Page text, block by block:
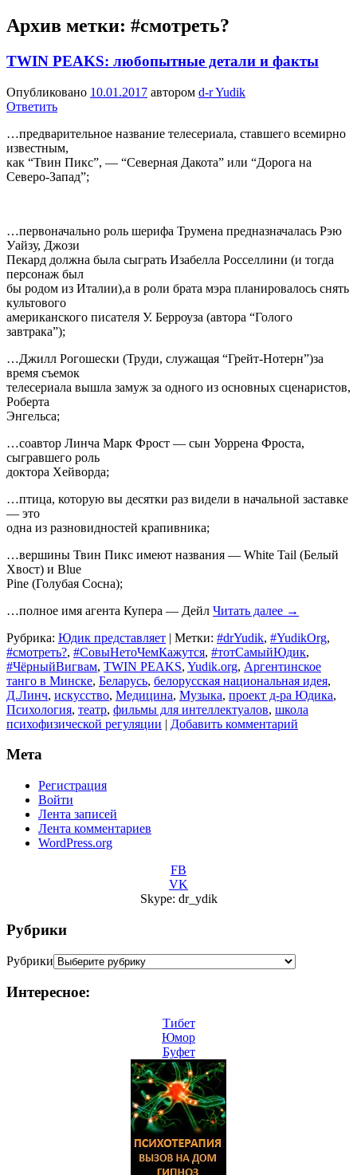
Архив метки: #смотреть?
TWIN PEAKS: любопытные детали и факты
Опубликовано 10.01.2017 автором d-r Yudik
Ответить
…предварительное название телесериала, ставшего всемирно
известным,
как “Твин Пикс”, — “Северная Дакота” или “Дорога на
Северо-Запад”;
…первоначально роль шерифа Трумена предназначалась Рэю
Уайзу, Джози
Пекард должна была сыграть Изабелла Росселлини (и тогда
персонаж был
бы родом из Италии),а в роли брата мэра планировалось снять
культового
американского писателя У. Берроуза (автора “Голого
завтрака”);
…Джилл Рогошески (Труди, служащая “Грейт-Нотерн”)за
время съемок
телесериала вышла замуж за одного из основных сценаристов,
Роберта
Энгельса;
…соавтор Линча Марк Фрост — сын Уоррена Фроста,
сыгравшего роль
доктора Хейворда;
…птица, которую вы десятки раз видели в начальной заставке
— это
одна из разновидностей крапивника;
…вершины Твин Пикс имеют названия — White Tail (Белый
Хвост) и Blue
Pine (Голубая Сосна);
…полное имя агента Купера — Дейл Читать далее →
Рубрика: Юдик представляет | Метки: #‎drYudik, #YudikOrg,
#смотреть?, #СовыНетоЧемКажутся, #тотСамыйЮдик,
#ЧёрныйВигвам, TWIN PEAKS, Yudik.org, Аргентинское
танго в Минске, Беларусь, белорусская национальная идея,
Д.Линч, искусство, Медицина, Музыка, проект д-ра Юдика,
Психология, театр, фильмы для интеллектуалов, школа
психофизической регуляции | Добавить комментарий
Мета
Регистрация
Войти
Лента записей
Лента комментариев
WordPress.org
FB
VK
Skype: dr_ydik
Рубрики
Рубрики
Интересное:
Тибет
Юмор
Буфет